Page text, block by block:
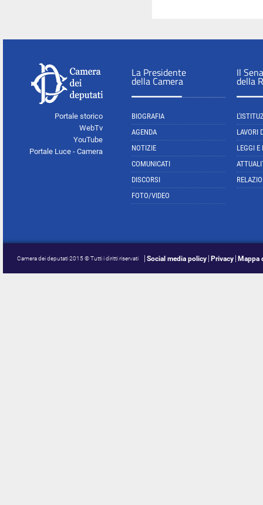
Portale storico
WebTv
YouTube
Portale Luce - Camera
La Presidente
della Camera
BIOGRAFIA
AGENDA
NOTIZIE
COMUNICATI
DISCORSI
FOTO/VIDEO
Il
della
LAVORI
LEGGI E
Camera dei deputati 2015 © Tutti i diritti riservati Social media policy Privacy Mappa